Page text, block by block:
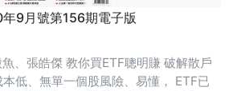
9月號第156期電子版
、張皓傑 教你買ETF聰明賺 破解散戶
低、無單一個股風險、易懂， ETF已